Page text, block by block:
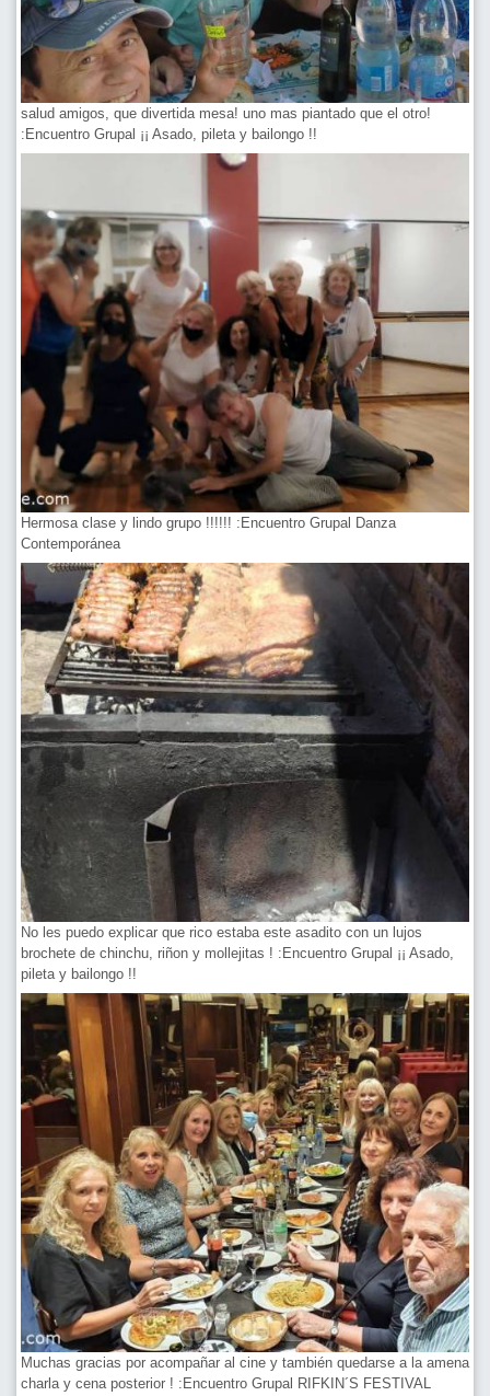
salud amigos, que divertida mesa! uno mas piantado que el otro!
:Encuentro Grupal ¡¡ Asado, pileta y bailongo !!
Hermosa clase y lindo grupo !!!!!! :Encuentro Grupal Danza
Contemporánea
No les puedo explicar que rico estaba este asadito con un lujos
brochete de chinchu, riñon y mollejitas ! :Encuentro Grupal ¡¡ Asado,
pileta y bailongo !!
Muchas gracias por acompañar al cine y también quedarse a la amena
charla y cena posterior ! :Encuentro Grupal RIFKIN´S FESTIVAL